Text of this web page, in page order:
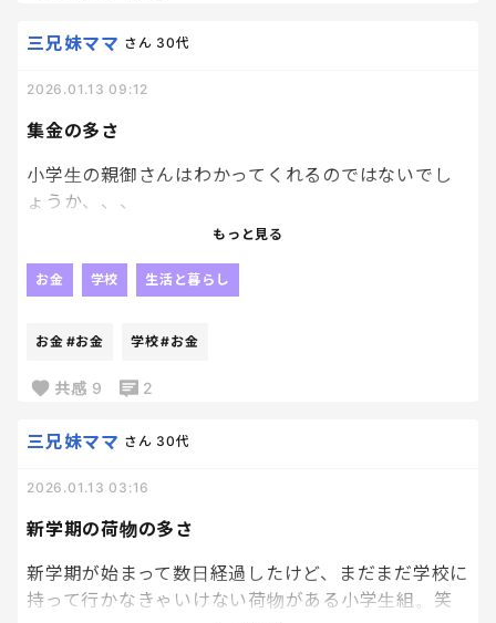
集金の多さ
三兄妹ママ さん 30代
2026.01.13 09:12
小学生の親御さんはわかってくれるのではないでし
ょうか、、、
しょっちゅう集金があるのです。
か飛んでいってて白目〜
金かかる〜
もっと見る
お金 学校 生活と暮らし
お金 #お金 学校#お金
共感 9 2
新学期の荷物の多さ
三兄妹ママ さん 30代
2026.01.13 03:16
新学期が始まって数日経過したけど、まだまだ学校に
持って行かなきゃいけない荷物がある小学生組。笑